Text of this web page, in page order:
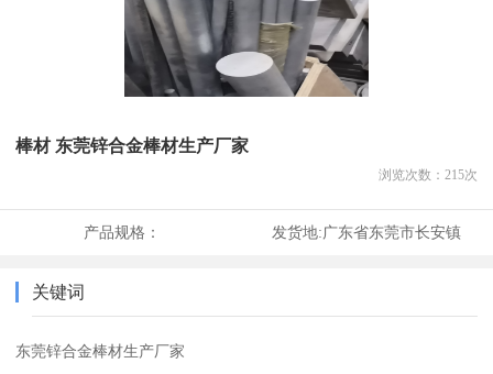
棒材 东莞锌合金棒材生产厂家
浏览次数： 215次
产品规格： 发货地:广东省东莞市长安镇
关键词
东莞锌合金棒材生产厂家